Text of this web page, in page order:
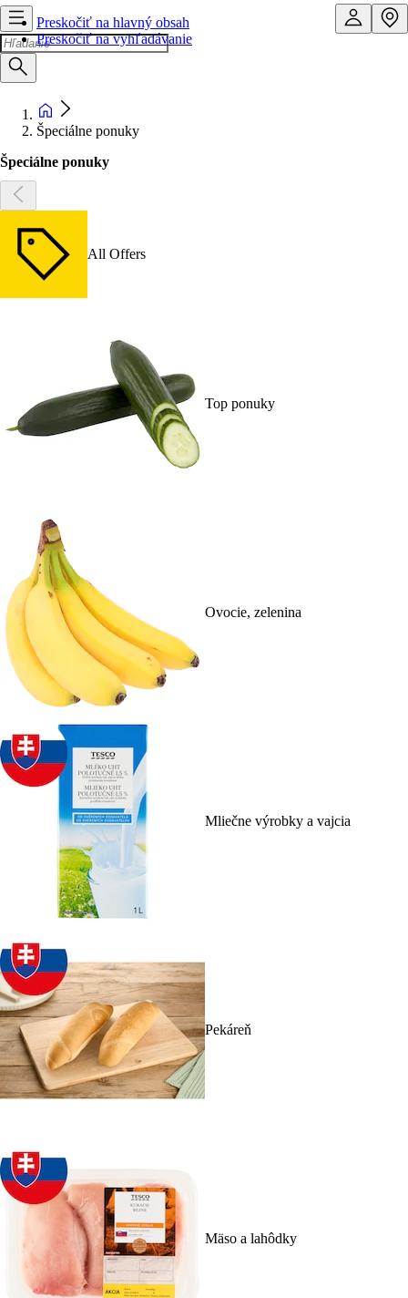
Preskočiť na hlavný obsah
Preskočiť na vyhľadávanie
Špeciálne ponuky
Špeciálne ponuky
All Offers
Top ponuky
Ovocie, zelenina
Mliečne výrobky a vajcia
Pekáreň
Mäso a lahôdky